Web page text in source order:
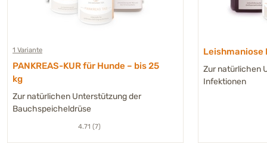
1 Variante
PANKREAS-KUR für Hunde – bis 25
kg
Zur natürlichen Unterstützung der
Bauchspeicheldrüse
4.71 (7)
Leishmaniose
Zur natürlichen
Infektionen